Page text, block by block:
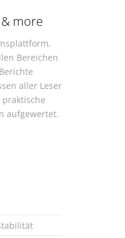
more
Bereichen
aller Leser
aufgewertet.